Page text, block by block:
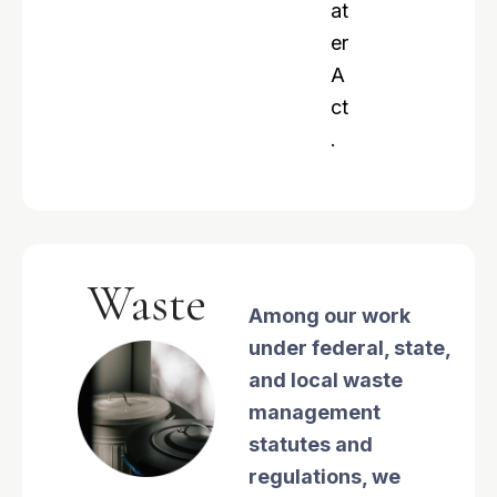
at
er
A
ct
.
Waste
Among our work
under federal, state,
and local waste
management
statutes and
regulations, we